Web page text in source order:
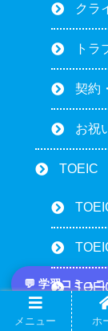
💬 学習コミュ
クラ
トラ
契約
お祝
TOEIC
メニュー ホ